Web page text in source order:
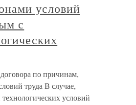
условий
с
по причинам,
труда В случае,
условий